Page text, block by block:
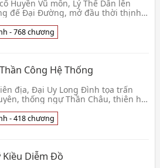
Huyền Vũ môn, Lý Thế Dân lên
đế Đại Đường, mở đầu thời thịnh
kỷ 21, đệ tử cách thế Đỗ Trường
Soái Sở Lưu Hươ
- 768 chương
Công Hệ Thống
địa, Đại Uy Long Đình tọa trấn
thống ngự Thần Châu, thiên hạ
xuyên qua mà đến, tay cầm thần
ngang dọ
- 418 chương
Kiều Diễm Đồ